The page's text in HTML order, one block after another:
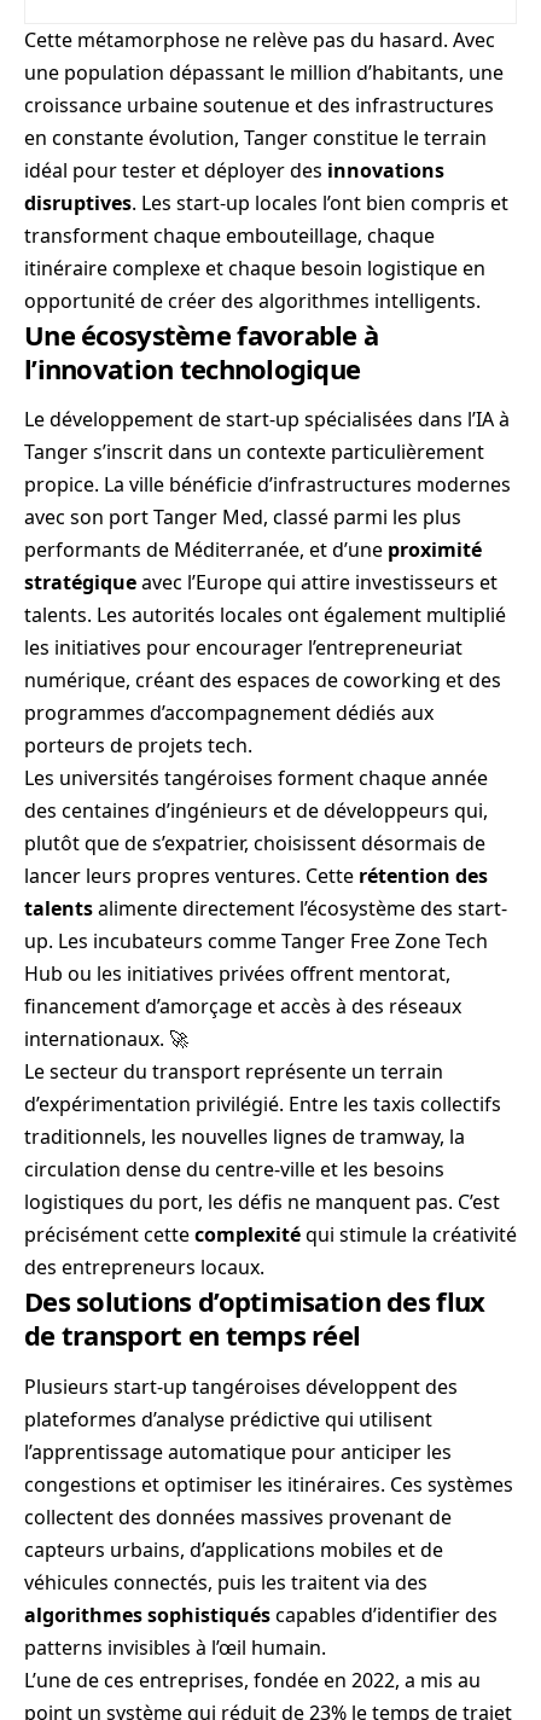
Cette métamorphose ne relève pas du hasard. Avec
une population dépassant le million d’habitants, une
croissance urbaine soutenue et des infrastructures
en constante évolution, Tanger constitue le terrain
idéal pour tester et déployer des innovations
disruptives. Les start-up locales l’ont bien compris et
transforment chaque embouteillage, chaque
itinéraire complexe et chaque besoin logistique en
opportunité de créer des algorithmes intelligents.
Une écosystème favorable à
l’innovation technologique
Le développement de start-up spécialisées dans l’IA à
Tanger s’inscrit dans un contexte particulièrement
propice. La ville bénéficie d’infrastructures modernes
avec son port Tanger Med, classé parmi les plus
performants de Méditerranée, et d’une proximité
stratégiqueavec l’Europe qui attire investisseurs et
talents. Les autorités locales ont également multiplié
les initiatives pour encourager l’entrepreneuriat
numérique, créant des espaces de coworking et des
programmes d’accompagnement dédiés aux
porteurs de projets tech.
Les universités tangéroises forment chaque année
des centaines d’ingénieurs et de développeurs qui,
plutôt que de s’expatrier, choisissent désormais de
lancer leurs propres ventures. Cette rétention des
talentsalimente directement l’écosystème des start-
up. Les incubateurs comme Tanger Free Zone Tech
Hub ou les initiatives privées offrent mentorat,
financement d’amorçage et accès à des réseaux
internationaux. 🚀
Le secteur du transport représente un terrain
d’expérimentation privilégié. Entre les taxis collectifs
traditionnels, les nouvelles lignes de tramway, la
circulation dense du centre-ville et les besoins
logistiques du port, les défis ne manquent pas. C’est
précisément cettecomplexitéqui stimule la créativité
des entrepreneurs locaux.
Des solutions d’optimisation des flux
de transport en temps réel
Plusieurs start-up tangéroises développent des
plateformes d’analyse prédictive qui utilisent
l’apprentissage automatique pour anticiper les
congestions et optimiser les itinéraires. Ces systèmes
collectent des données massives provenant de
capteurs urbains, d’applications mobiles et de
véhicules connectés, puis les traitent via des
algorithmes sophistiquéscapables d’identifier des
patterns invisibles à l’œil humain.
L’une de ces entreprises, fondée en 2022, a mis au
point un système qui réduit de 23% le temps de trajet